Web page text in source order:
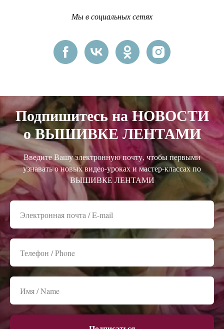
Мы в социальных сетях
Подпишитесь на НОВОСТИ
о ВЫШИВКЕ ЛЕНТАМИ
Введите Вашу электронную почту, чтобы первыми
узнавать о новых видео-уроках и мастер-классах по
ВЫШИВКЕ ЛЕНТАМИ